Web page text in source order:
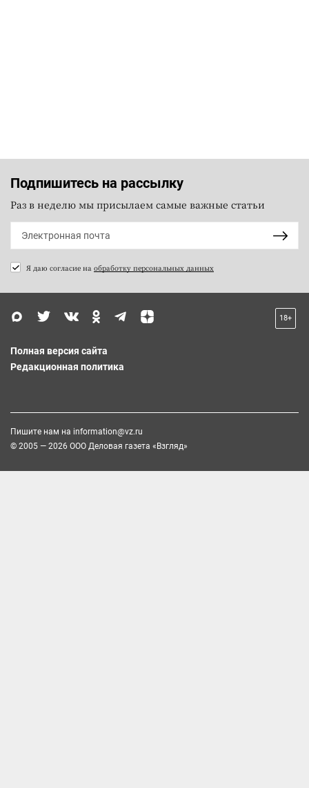
Подпишитесь на рассылку
Раз в неделю мы присылаем самые важные статьи
Я даю согласие на обработку персональных данных
18+
Полная версия сайта
Редакционная политика
Пишите нам на information@vz.ru
© 2005 — 2026 ООО Деловая газета «Взгляд»